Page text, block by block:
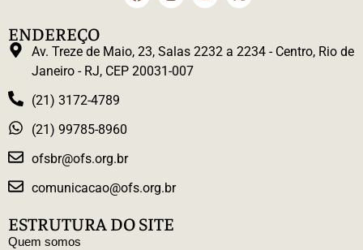
ENDEREÇO
Av. Treze de Maio, 23, Salas 2232 a 2234 - Centro, Rio de
Janeiro - RJ, CEP 20031-007
(21) 3172-4789
(21) 99785-8960
ofsbr@ofs.org.br
comunicacao@ofs.org.br
ESTRUTURA DO SITE
Quem somos